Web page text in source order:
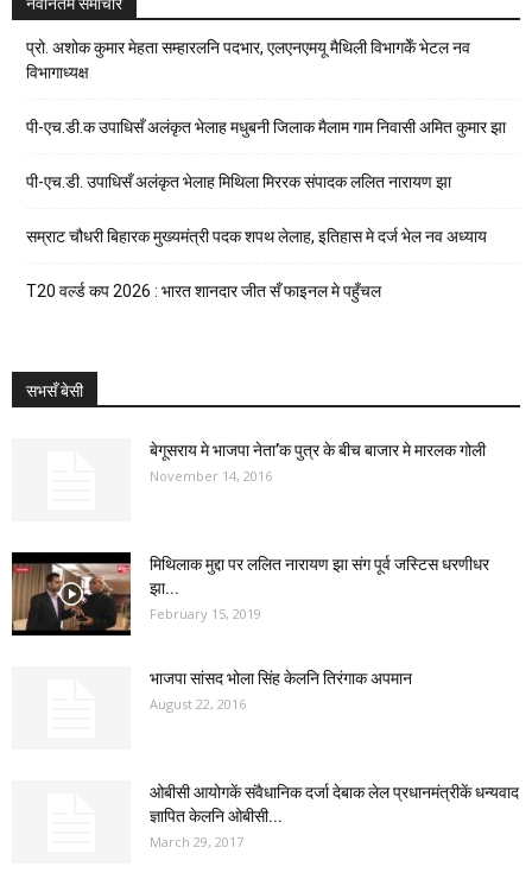
प्रो. अशोक कुमार मेहता सम्हारलनि पदभार, एलएनएमयू मैथिली विभागकेँ भेटल नव
विभागाध्यक्ष
पी-एच.डी.क उपाधिसँ अलंकृत भेलाह मधुबनी जिलाक मैलाम गाम निवासी अमित कुमार झा
पी-एच.डी. उपाधिसँ अलंकृत भेलाह मिथिला मिररक संपादक ललित नारायण झा
सम्राट चौधरी बिहारक मुख्यमंत्री पदक शपथ लेलाह, इतिहास मे दर्ज भेल नव अध्याय
T20 वर्ल्ड कप 2026 : भारत शानदार जीत सँ फाइनल मे पहुँचल
सभसँ बेसी
बेगूसराय मे भाजपा नेता’क पुत्र के बीच बाजार मे मारलक गोली
November 14, 2016
मिथिलाक मुद्दा पर ललित नारायण झा संग पूर्व जस्टिस धरणीधर
झा...
February 15, 2019
भाजपा सांसद भोला सिंह केलनि तिरंगाक अपमान
August 22, 2016
ओबीसी आयोगकें संवैधानिक दर्जा देबाक लेल प्रधानमंत्रीकें धन्यवाद
ज्ञापित केलनि ओबीसी...
March 29, 2017